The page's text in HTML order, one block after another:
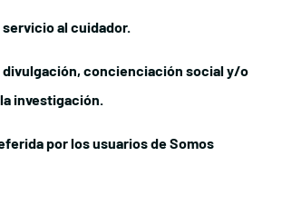
al cuidador.
divulgación, concienciación social y/o
investigación.
por los usuarios de Somos